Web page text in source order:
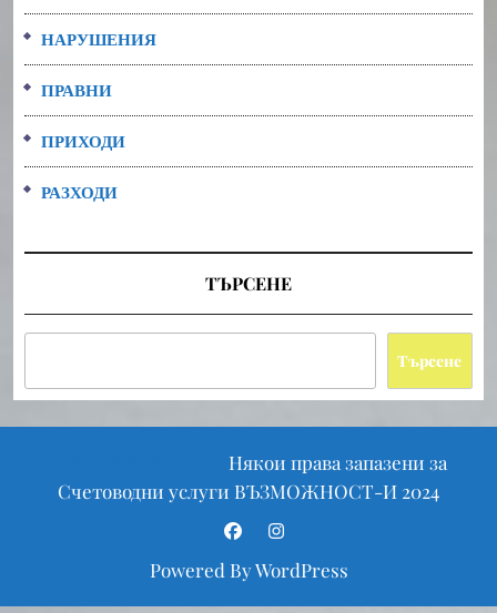
НАРУШЕНИЯ
ПРАВНИ
ПРИХОДИ
РАЗХОДИ
ТЪРСЕНЕ
Търсене
Някои права запазени за
Счетоводни услуги ВЪЗМОЖНОСТ-И 2024
FacebookInstagram
Powered By WordPress